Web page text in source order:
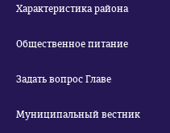
Характеристика района
Общественное питание
Задать вопрос Главе
Муниципальный вестник